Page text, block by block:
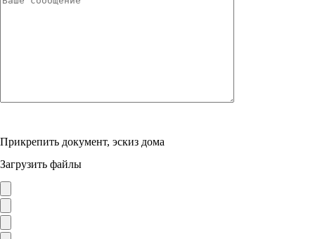
Прикрепить документ, эскиз дома
Загрузить файлы